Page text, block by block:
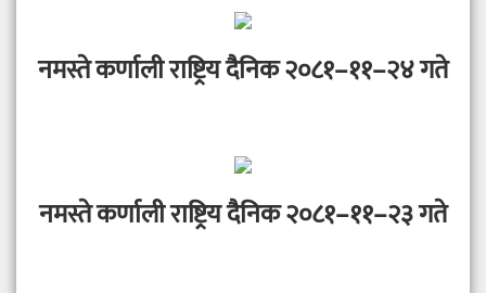
नमस्ते कर्णाली राष्ट्रिय दैनिक २०८१–११–२४ गते
नमस्ते कर्णाली राष्ट्रिय दैनिक २०८१–११–२३ गते